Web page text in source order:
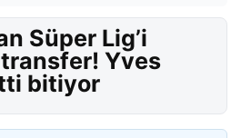
Süper Lig’i
transfer! Yves
bitiyor